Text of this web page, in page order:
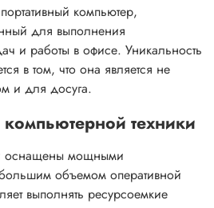
компьютер,
для выполнения
и работы в офисе. Уникальность
в том, что она является не
и для досуга.
техники
оснащены мощными
объемом оперативной
выполнять ресурсоемкие